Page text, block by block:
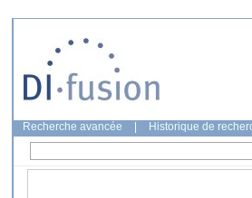
Recherche avancée Historique de